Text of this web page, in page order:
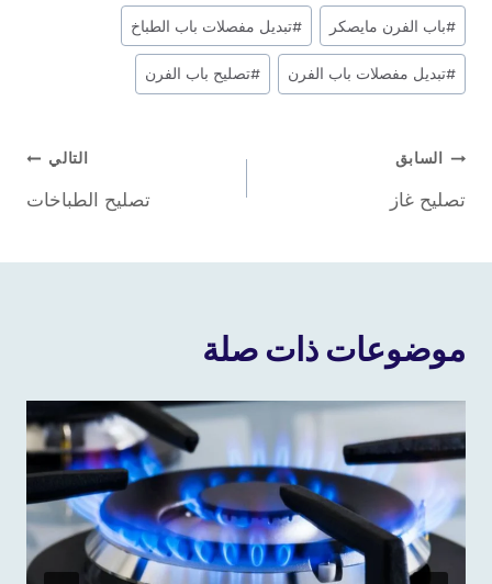
وسوم
المقال:
#باب الفرن مايصكر #تبديل مفصلات باب الطباخ
#تبديل مفصلات باب الفرن #تصليح باب الفرن
تصفّح
المقالات
السابق
تصليح غاز
التالي
تصليح الطباخات
موضوعات ذات صلة